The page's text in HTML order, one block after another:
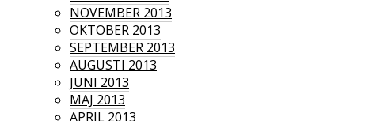
NOVEMBER 2013
OKTOBER 2013
SEPTEMBER 2013
AUGUSTI 2013
JUNI 2013
MAJ 2013
APRIL 2013